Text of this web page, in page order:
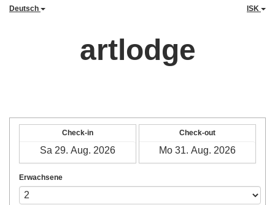
Deutsch ISK
artlodge
Check-in Check-out
Erwachsene